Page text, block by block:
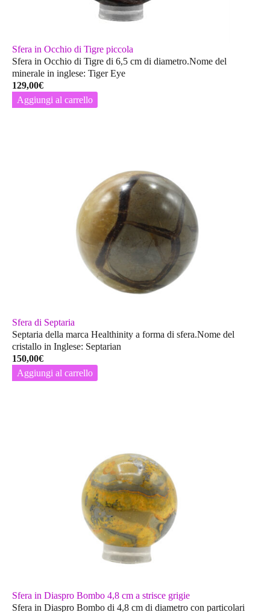
Sfera in Occhio di Tigre piccola
Sfera in Occhio di Tigre di 6,5 cm di diametro.Nome del
minerale in inglese: Tiger Eye
129,00€
Aggiungi al carrello
Sfera di Septaria
Septaria della marca Healthinity a forma di sfera.Nome del
cristallo in Inglese: Septarian
150,00€
Aggiungi al carrello
Sfera in Diaspro Bombo 4,8 cm a strisce grigie
Sfera in Diaspro Bombo di 4,8 cm di diametro con particolari